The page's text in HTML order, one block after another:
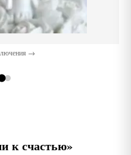
→
к счастью»